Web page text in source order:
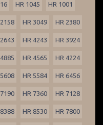
HR 1045 HR 1001
HR 3049 HR 2380
HR 4243 HR 3924
HR 4565 HR 4224
HR 5584 HR 6456
HR 7360 HR 7128
HR 8530 HR 7800